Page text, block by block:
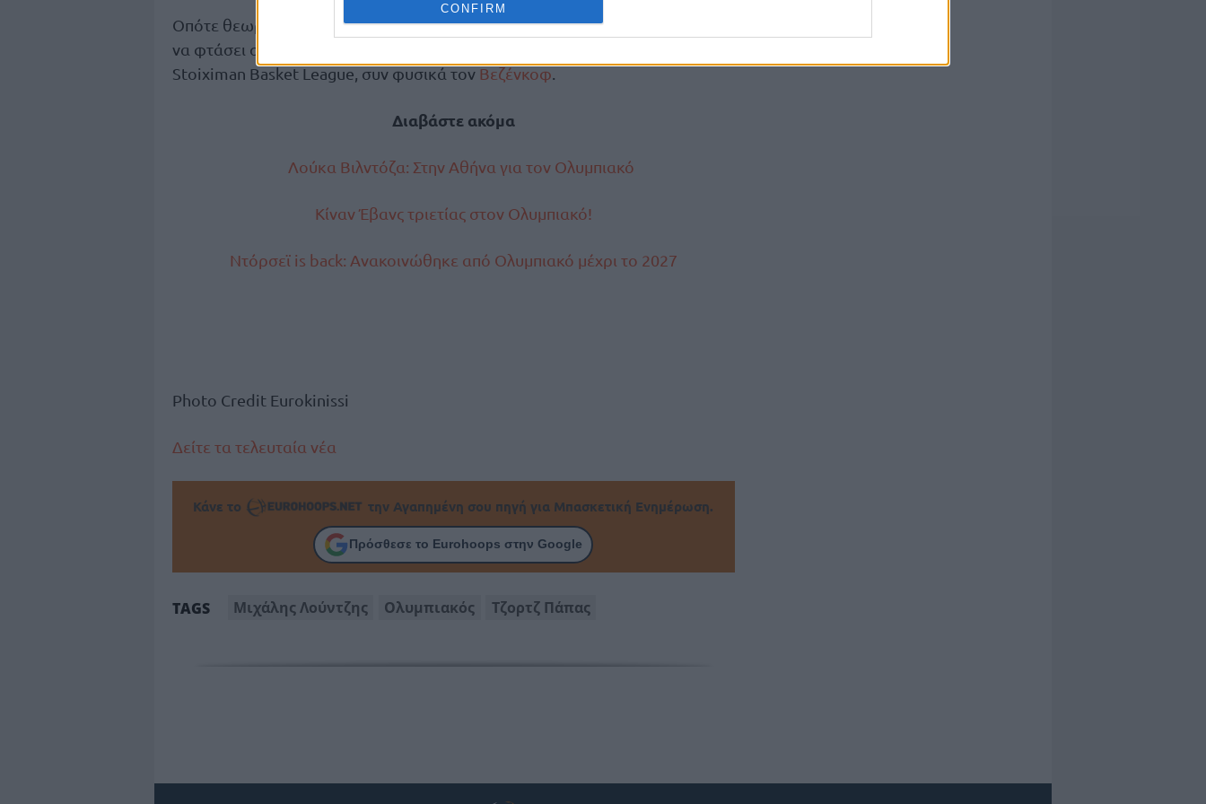
CONFIRM
Οπότε θεωρείται απαραίτητη η απόκτηση ενός ακόμα Έλληνα παίκτη ώστε
να φτάσει στους έξι (απαραίτητη προϋπόθεση για τη 12αδα του) για την
Stoiximan Basket League, συν φυσικά τον Βεζένκοφ
Διαβάστε ακόμα
Λούκα Βιλντόζα: Στην Αθήνα για τον Ολυμπιακό
Κίναν Έβανς τριετίας στον Ολυμπιακό!
Ντόρσεϊ is back: Ανακοινώθηκε από Ολυμπιακό μέχρι το 2027
Photo Credit Eurokinissi
Δείτε τα τελευταία νέα
Κάνε το την Αγαπημένη σου πηγή για Μπασκετική Ενημέρωση.
Πρόσθεσε το Eurohoops στην Google
TAGS Μιχάλης Λούντζης Ολυμπιακός Τζορτζ Πάπας